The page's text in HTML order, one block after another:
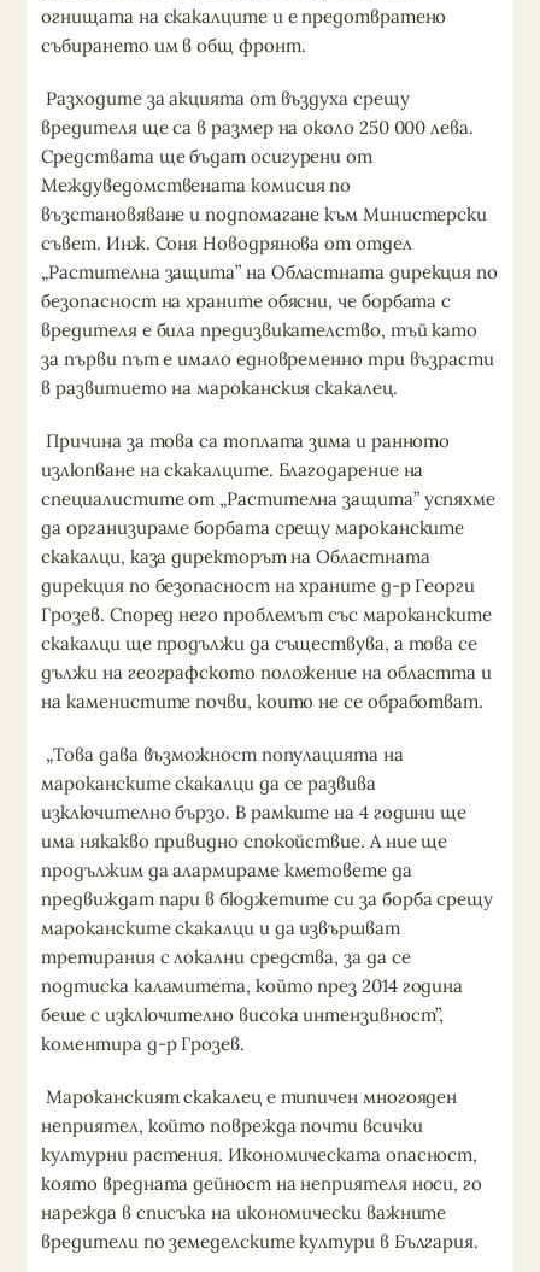
огнищата на скакалците и е предотвратено
събирането им в общ фронт.
Разходите за акцията от въздуха срещу
вредителя ще са в размер на около 250 000 лева.
Средствата ще бъдат осигурени от
Междуведомствената комисия по
възстановяване и подпомагане към Министерски
съвет. Инж. Соня Новодрянова от отдел
„Растителна защита” на Областната дирекция по
безопасност на храните обясни, че борбата с
вредителя е била предизвикателство, тъй като
за първи път е имало едновременно три възрасти
в развитието на мароканския скакалец.
Причина за това са топлата зима и ранното
излюпване на скакалците. Благодарение на
специалистите от „Растителна защита” успяхме
да организираме борбата срещу мароканските
скакалци, каза директорът на Областната
дирекция по безопасност на храните д-р Георги
Грозев. Според него проблемът със мароканските
скакалци ще продължи да съществува, а това се
дължи на географското положение на областта и
на каменистите почви, които не се обработват.
„Това дава възможност популацията на
мароканските скакалци да се развива
изключително бързо. В рамките на 4 години ще
има някакво привидно спокойствие. А ние ще
продължим да алармираме кметовете да
предвиждат пари в бюджетите си за борба срещу
мароканските скакалци и да извършват
третирания с локални средства, за да се
подтиска каламитета, който през 2014 година
беше с изключително висока интензивност”,
коментира д-р Грозев.
Мароканският скакалец е типичен многояден
неприятел, който поврежда почти всички
културни растения. Икономическата опасност,
която вредната дейност на неприятеля носи, го
нарежда в списъка на икономически важните
вредители по земеделските култури в България.